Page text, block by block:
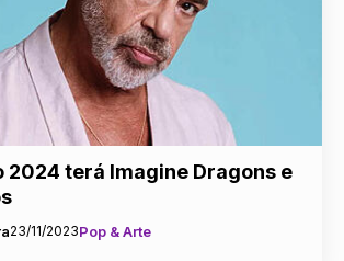
2024 terá Imagine Dragons e
23/11/2023Pop & Arte